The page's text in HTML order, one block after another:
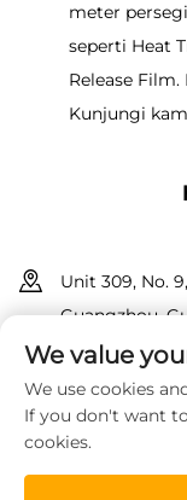
meter
seperti Heat
Release Film.
Kunjungi
Unit 309, No.
Guangzhou,
We value
We use cookies
If you don't want
cookies.